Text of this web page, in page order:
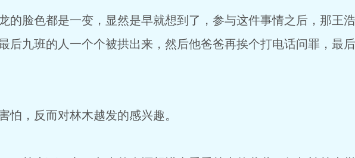
的脸色都是一变，显然是早就想到了，参与这件事情之后，那王
后九班的人一个个被拱出来，然后他爸爸再挨个打电话问罪，最
怕，反而对林木越发的感兴趣。